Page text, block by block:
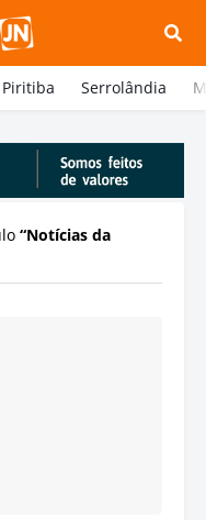
Piritiba Serrolândia
Notícias da